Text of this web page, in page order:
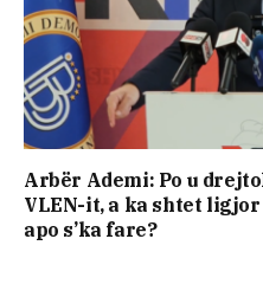
Arbër Ademi: Po u
VLEN-it, a ka shtet
apo s’ka fare?